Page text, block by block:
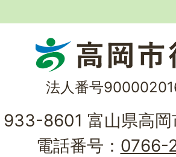
法人番号
933-8601 富山県高
電話番号： 0766-